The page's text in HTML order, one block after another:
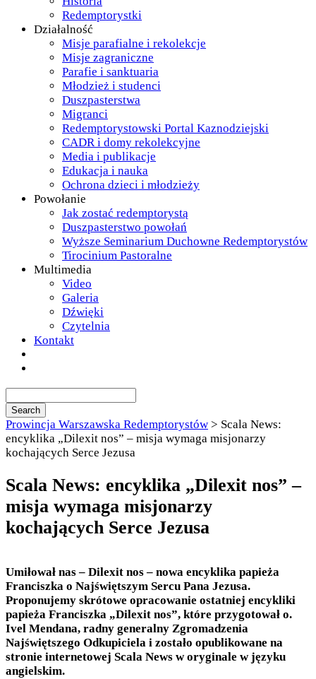
Redemptorystki
Działalność
Misje parafialne i rekolekcje
Misje zagraniczne
Parafie i sanktuaria
Młodzież i studenci
Duszpasterstwa
Migranci
Redemptorystowski Portal Kaznodziejski
CADR i domy rekolekcyjne
Media i publikacje
Edukacja i nauka
Ochrona dzieci i młodzieży
Powołanie
Jak zostać redemptorystą
Duszpasterstwo powołań
Wyższe Seminarium Duchowne Redemptorystów
Tirocinium Pastoralne
Multimedia
Video
Galeria
Dźwięki
Czytelnia
Kontakt
Prowincja Warszawska Redemptorystów > Scala News:
encyklika „Dilexit nos” – misja wymaga misjonarzy
kochających Serce Jezusa
Scala News: encyklika „Dilexit nos” –
misja wymaga misjonarzy
kochających Serce Jezusa
Umiłował nas – Dilexit nos – nowa encyklika papieża
Franciszka o Najświętszym Sercu Pana Jezusa.
Proponujemy skrótowe opracowanie ostatniej encykliki
papieża Franciszka „Dilexit nos”, które przygotował o.
Ivel Mendana, radny generalny Zgromadzenia
Najświętszego Odkupiciela i zostało opublikowane na
stronie internetowej Scala News w oryginale w języku
angielskim.